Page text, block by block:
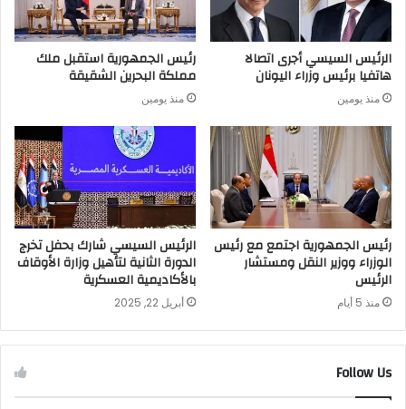
الرئيس السيسي أجرى اتصالا
هاتفيا برئيس وزراء اليونان
منذ يومين
رئيس الجمهورية استقبل ملك
مملكة البحرين الشقيقة
منذ يومين
رئيس الجمهورية اجتمع مع رئيس
الوزراء ووزير النقل ومستشار
الرئيس
منذ 5 أيام
الرئيس السيسي شارك بحفل تخرج
الدورة الثانية لتأهيل وزارة الأوقاف
بالأكاديمية العسكرية
أبريل 22, 2025
Follow Us